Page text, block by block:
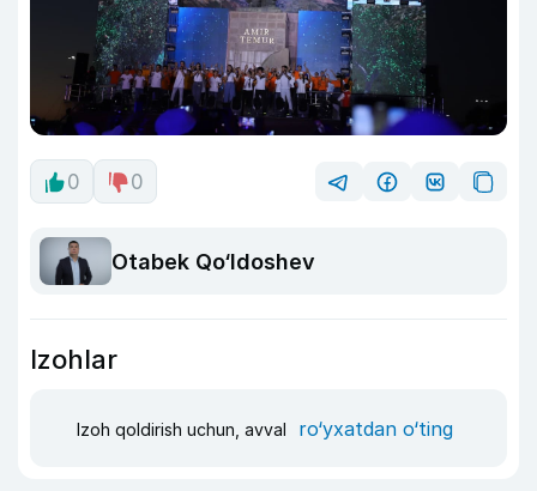
0 0
Otabek Qo‘ldoshev
Izohlar
Izoh qoldirish uchun, avval ro‘yxatdan o‘ting